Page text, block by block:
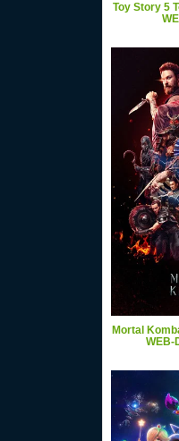
Toy Story 5
Mortal
WEB-